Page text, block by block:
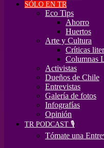
SÓLO EN TR
Eco Tips
Ahorro
Huertos
Arte y Cultura
Críticas
Columnas
Activistas
Dueños de Chile
Entrevistas
Galería de fotos
Infografías
Opinión
TR PODCAST 🎙️
Tómate una